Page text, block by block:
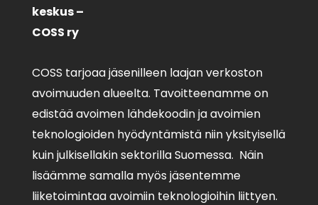
keskus –
COSS ry
COSS tarjoaa jäsenilleen laajan verkoston
avoimuuden alueelta. Tavoitteenamme on
edistää avoimen lähdekoodin ja avoimien
teknologioiden hyödyntämistä niin yksityisellä
kuin julkisellakin sektorilla Suomessa. Näin
lisäämme samalla myös jäsentemme
liiketoimintaa avoimiin teknologioihin liittyen.